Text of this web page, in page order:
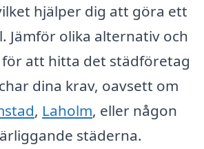
hjälper dig att göra ett
Jämför olika alternativ och
att hitta det städföretag
dina krav, oavsett om
, Laholm, eller någon
städerna.